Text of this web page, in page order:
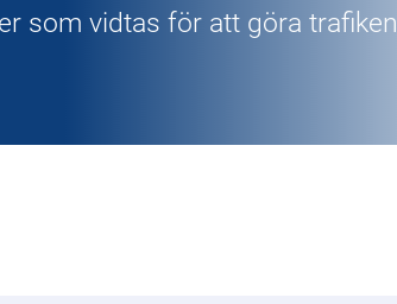
som vidtas för att göra trafiken